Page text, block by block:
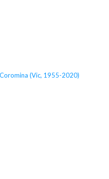
(Vic, 1955-2020)